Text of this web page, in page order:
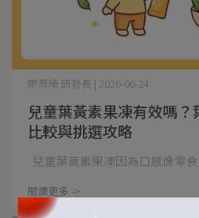
兒童葉黃素果凍有效嗎
比較與挑選攻略
廖育琦 研發長 | 2026-06-24
兒童葉黃素果凍因為口感像零
閱讀更多 ->